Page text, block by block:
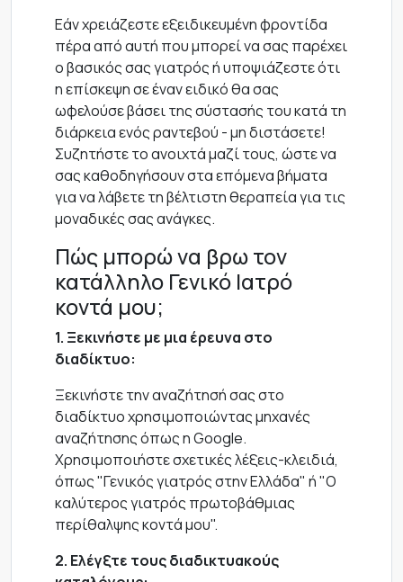
Εάν χρειάζεστε εξειδικευμένη φροντίδα
πέρα από αυτή που μπορεί να σας παρέχει
ο βασικός σας γιατρός ή υποψιάζεστε ότι
η επίσκεψη σε έναν ειδικό θα σας
ωφελούσε βάσει της σύστασής του κατά τη
διάρκεια ενός ραντεβού - μη διστάσετε!
Συζητήστε το ανοιχτά μαζί τους, ώστε να
σας καθοδηγήσουν στα επόμενα βήματα
για να λάβετε τη βέλτιστη θεραπεία για τις
μοναδικές σας ανάγκες.
Πώς μπορώ να βρω τον
κατάλληλο Γενικό Ιατρό
κοντά μου;
1. Ξεκινήστε με μια έρευνα στο
διαδίκτυο:
Ξεκινήστε την αναζήτησή σας στο
διαδίκτυο χρησιμοποιώντας μηχανές
αναζήτησης όπως η Google.
Χρησιμοποιήστε σχετικές λέξεις-κλειδιά,
όπως "Γενικός γιατρός στην Ελλάδα" ή "Ο
καλύτερος γιατρός πρωτοβάθμιας
περίθαλψης κοντά μου".
2. Ελέγξτε τους διαδικτυακούς